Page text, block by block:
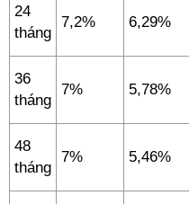
24
tháng
7,2% 6,29%
36
tháng
7% 5,78%
48
tháng
7% 5,46%